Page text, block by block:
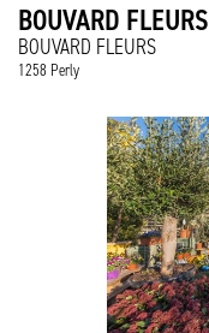
BOUVARD FLEURS
BOUVARD FLEURS
1258 Perly